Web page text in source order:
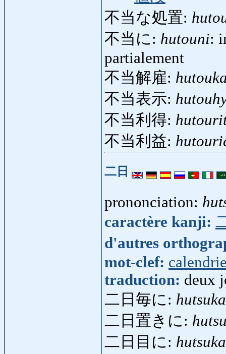
不当な処置:
不当に: hutouni:
partialement
不当解雇:
不当表示:
不当利得:
不当利益:
二日
prononciation:
caractère kanji:
d'autres
mot-clef:
traduction: deux
二日毎に:
二日置きに:
二日目に: